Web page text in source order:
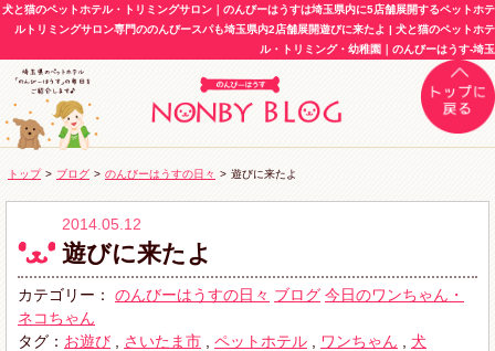
犬と猫のペットホテル・トリミングサロン｜のんびーはうすは埼玉県内に5店舗展開するペットホテ
ルトリミングサロン専門ののんびースパも埼玉県内2店舗展開遊びに来たよ | 犬と猫のペットホテ
ル・トリミング・幼稚園｜のんびーはうす-埼玉
トップ > ブログ > のんびーはうすの日々 > 遊びに来たよ
2014.05.12
遊びに来たよ
カテゴリー： のんびーはうすの日々 ブログ 今日のワンちゃん・
ネコちゃん
タグ： お遊び さいたま市 ペットホテル ワンちゃん 犬